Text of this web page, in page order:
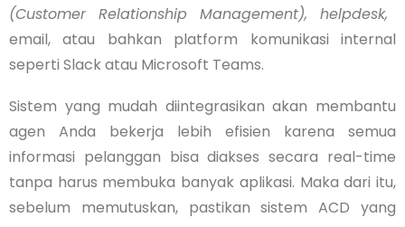
(Customer Relationship Management), helpdesk,
email, atau bahkan platform komunikasi internal
seperti Slack atau Microsoft Teams.
Sistem yang mudah diintegrasikan akan membantu
agen Anda bekerja lebih efisien karena semua
informasi pelanggan bisa diakses secara real-time
tanpa harus membuka banyak aplikasi. Maka dari itu,
sebelum memutuskan, pastikan sistem ACD yang